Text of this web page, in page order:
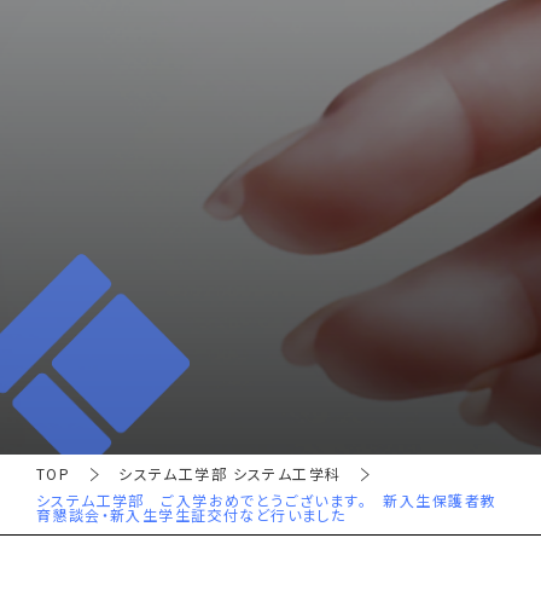
TOP
システム工学部 システム工学科
システム工学部 ご入学おめでとうございます。 新入生保護者教
育懇談会・新入生学生証交付など行いました